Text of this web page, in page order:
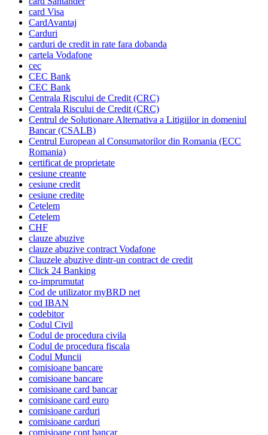
card Visa
CardAvantaj
Carduri
carduri de credit in rate fara dobanda
cartela Vodafone
cec
CEC Bank
CEC Bank
Centrala Riscului de Credit (CRC)
Centrala Riscului de Credit (CRC)
Centrul de Solutionare Alternativa a Litigiilor in domeniul
Bancar (CSALB)
Centrul European al Consumatorilor din Romania (ECC
Romania)
certificat de proprietate
cesiune creante
cesiune credit
cesiune credite
Cetelem
Cetelem
CHF
clauze abuzive
clauze abuzive contract Vodafone
Clauzele abuzive dintr-un contract de credit
Click 24 Banking
co-imprumutat
Cod de utilizator myBRD net
cod IBAN
codebitor
Codul Civil
Codul de procedura civila
Codul de procedura fiscala
Codul Muncii
comisioane bancare
comisioane bancare
comisioane card bancar
comisioane card euro
comisioane carduri
comisioane carduri
comisioane cont bancar